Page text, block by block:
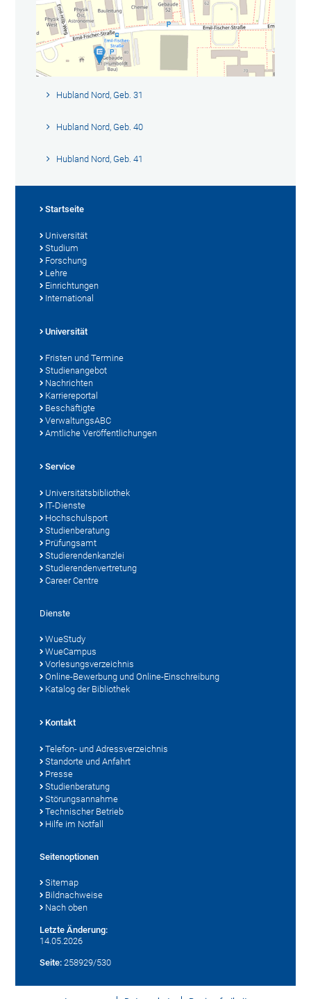
Hubland Nord, Geb. 31
Hubland Nord, Geb. 40
Hubland Nord, Geb. 41
Startseite
Universität
Studium
Forschung
Lehre
Einrichtungen
International
Universität
Fristen und Termine
Studienangebot
Nachrichten
Karriereportal
Beschäftigte
VerwaltungsABC
Amtliche Veröffentlichungen
Service
Universitätsbibliothek
IT-Dienste
Hochschulsport
Studienberatung
Prüfungsamt
Studierendenkanzlei
Studierendenvertretung
Career Centre
Dienste
WueStudy
WueCampus
Vorlesungsverzeichnis
Online-Bewerbung und Online-Einschreibung
Katalog der Bibliothek
Kontakt
Telefon- und Adressverzeichnis
Standorte und Anfahrt
Presse
Studienberatung
Störungsannahme
Technischer Betrieb
Hilfe im Notfall
Seitenoptionen
Sitemap
Bildnachweise
Nach oben
Letzte Änderung:
14.05.2026
Seite: 258929/530